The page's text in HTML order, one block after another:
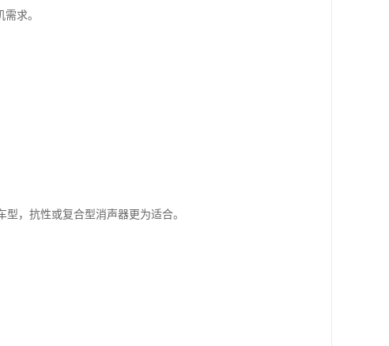
求。
，抗性或复合型消声器更为适合。